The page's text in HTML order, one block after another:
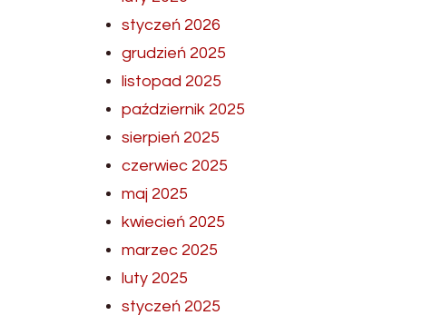
styczeń 2026
grudzień 2025
listopad 2025
październik 2025
sierpień 2025
czerwiec 2025
maj 2025
kwiecień 2025
marzec 2025
luty 2025
styczeń 2025